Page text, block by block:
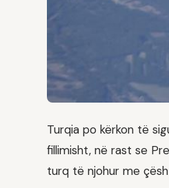
Turqia po kërkon të
fillimisht, në rast se
turq të njohur me